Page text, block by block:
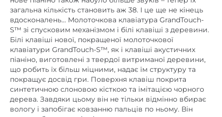
S™ зі спусковим механізмом і білі клавіші з деревини.
Білі клавіші нової, покращеної молоточкової
клавіатури GrandTouch-S™, як і клавіші акустичних
піаніно, виготовлені з твердої витриманої деревини,
що робить їх більш міцними, надає їм структуру та
покращує досвід гри. Поверхня клавіш покрита
синтетичною слоновою кісткою та імітацією чорного
дерева. Завдяки цьому він не тільки відмінно вбирає
вологу і запобігає ковзанню пальців по ньому. Він
також забезпечує відмінне керування та приємну та
природну гру. Найважливіше те, що він пропонує
дуже широкий динамічний діапазон і неймовірну